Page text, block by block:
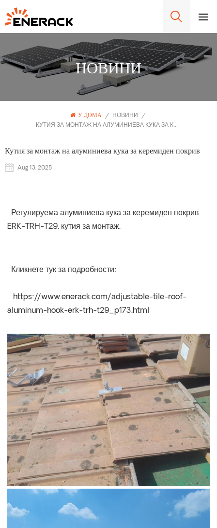
НОВИНИ
У ДОМА / НОВИНИ
/
КУТИЯ ЗА МОНТАЖ НА АЛУМИНИЕВА КУКА ЗА КЕРЕМИДЕН ПОКРИВ
Кутия за монтаж на алуминиева кука за керемиден покрив
Aug 13, 2025
ERK-TRH-T29, кутия за монтаж.
aluminum-hook-erk-trh-t29_p173.html